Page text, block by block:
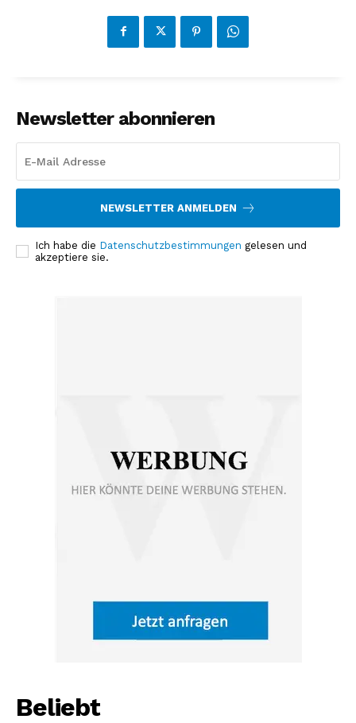
Newsletter abonnieren
NEWSLETTER ANMELDEN
Ich habe die Datenschutzbestimmungen gelesen und
akzeptiere sie.
Beliebt